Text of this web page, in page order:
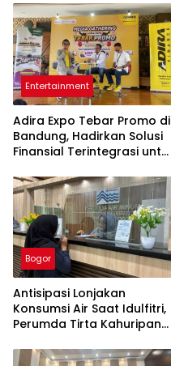
Entertainment
Adira Expo Tebar Promo di
Bandung, Hadirkan Solusi
Finansial Terintegrasi untuk
Bogor
Antisipasi Lonjakan
Konsumsi Air Saat Idulfitri,
Perumda Tirta Kahuripan
Lebaran